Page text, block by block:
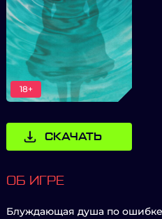
18+
СКАЧАТЬ
ОБ ИГРЕ
Блуждающая душа по